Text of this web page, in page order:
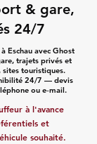
& gare,
24/7
Eschau avec Ghost
trajets privés et
sites touristiques.
24/7 — devis
ou e‑mail.
à l'avance
et
souhaité.